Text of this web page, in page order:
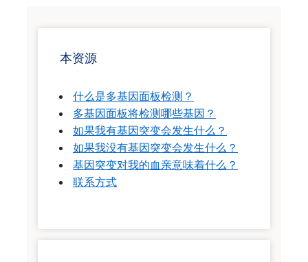
本资源
什么是多基因面板检测？
多基因面板将检测哪些基因？
如果我有基因突变会发生什么？
如果我没有基因突变会发生什么？
基因突变对我的血亲意味着什么？
联系方式